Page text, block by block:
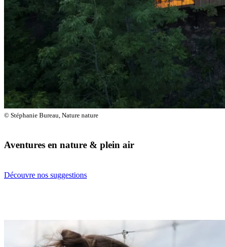
© Stéphanie Bureau, Nature nature
Aventures en nature & plein air
Découvre nos suggestions